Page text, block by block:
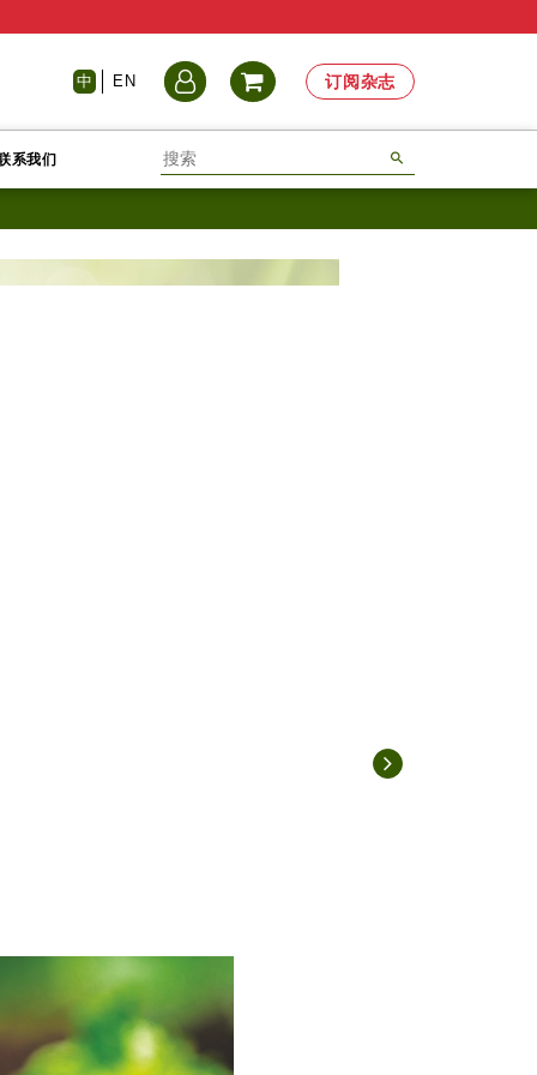
中 EN 订阅杂志
系我们